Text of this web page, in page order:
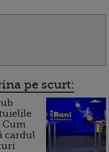
pe scurt:
Cum
cardul